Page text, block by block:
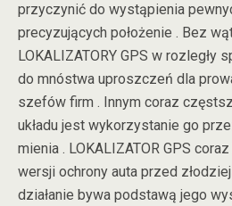
przyczynić do wystąpienia
precyzujących położenie . Bez
LOKALIZATORY GPS w rozległy
do mnóstwa uproszczeń dla
szefów firm . Innym coraz
układu jest wykorzystanie go
mienia . LOKALIZATOR GPS
wersji ochrony auta przed
działanie bywa podstawą jego